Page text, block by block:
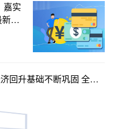
嘉实
净
回升基础不断巩固 全球